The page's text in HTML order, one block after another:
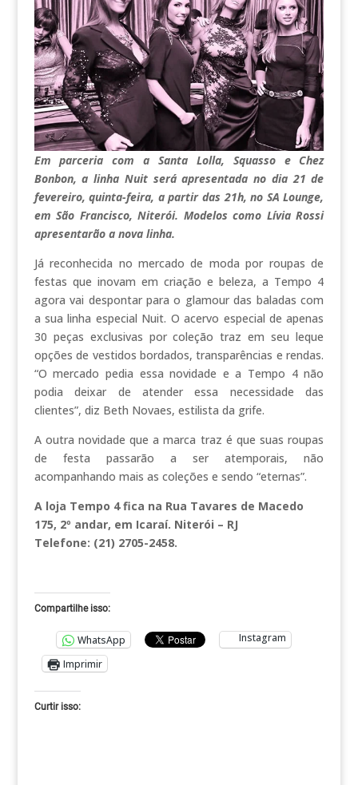
Em parceria com a Santa Lolla, Squasso e Chez
Bonbon, a linha Nuit será apresentada no dia 21 de
fevereiro, quinta-feira, a partir das 21h, no SA Lounge,
em São Francisco, Niterói. Modelos como Lívia Rossi
apresentarão a nova linha.
Já reconhecida no mercado de moda por roupas de
festas que inovam em criação e beleza, a Tempo 4
agora vai despontar para o glamour das baladas com
a sua linha especial Nuit. O acervo especial de apenas
30 peças exclusivas por coleção traz em seu leque
opções de vestidos bordados, transparências e rendas.
“O mercado pedia essa novidade e a Tempo 4 não
podia deixar de atender essa necessidade das
clientes”, diz Beth Novaes, estilista da grife.
A outra novidade que a marca traz é que suas roupas
de festa passarão a ser atemporais, não
acompanhando mais as coleções e sendo “eternas”.
A loja Tempo 4 fica na Rua Tavares de Macedo
175, 2º andar, em Icaraí. Niterói – RJ
Telefone: (21) 2705-2458.
Compartilhe isso:
WhatsApp
Instagram
Imprimir
Curtir isso: